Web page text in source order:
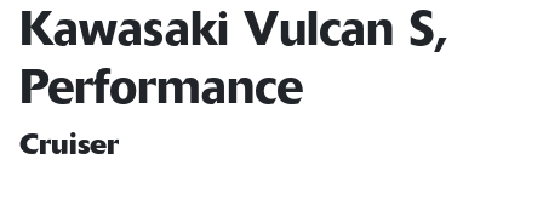
Kawasaki Vulcan S,
Performance
Cruiser